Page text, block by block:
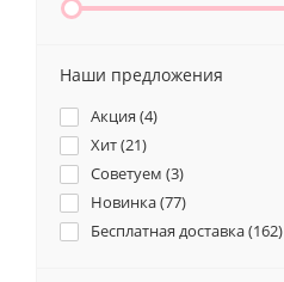
Наши предложения
Акция (4)
Хит (21)
Советуем (3)
Новинка (77)
Бесплатная доставка (162)